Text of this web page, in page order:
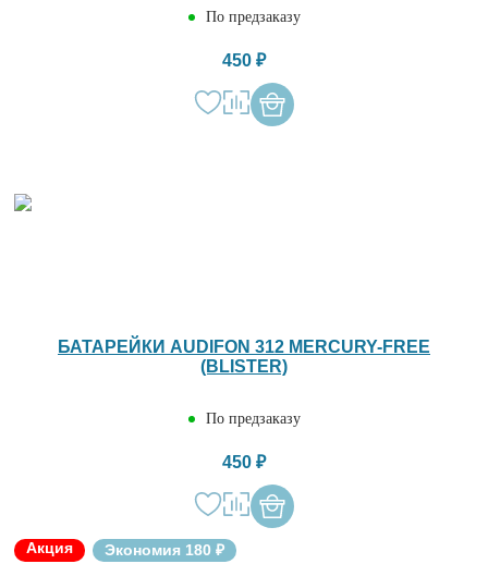
По предзаказу
450 ₽
БАТАРЕЙКИ AUDIFON 312 MERCURY-FREE
(BLISTER)
По предзаказу
450 ₽
Акция Экономия 180 ₽